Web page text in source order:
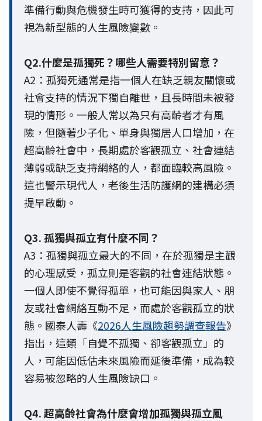
準備行動與危機發生時可獲得的支持，因此可
視為新型態的人生風險變數。
Q2.什麼是孤獨死？哪些人需要特別留意？
A2：孤獨死通常是指一個人在缺乏親友關懷或
社會支持的情況下獨自離世，且長時間未被發
現的情形。一般人常以為只有高齡者才有風
險，但隨著少子化、單身與獨居人口增加，在
超高齡社會中，長期處於客觀孤立、社會連結
薄弱或缺乏支持網絡的人，都面臨較高風險。
這也警示現代人，老後生活防護網的建構必須
提早啟動。
Q3. 孤獨與孤立有什麼不同？
A3：孤獨與孤立最大的不同，在於孤獨是主觀
的心理感受，孤立則是客觀的社會連結狀態。
一個人即使不覺得孤單，也可能因與家人、朋
友或社會網絡互動不足，而處於客觀孤立的狀
態。國泰人壽《2026人生風險趨勢調查報告》
指出，這類「自覺不孤獨、卻客觀孤立」的
人，可能因低估未來風險而延後準備，成為較
容易被忽略的人生風險缺口。
Q4. 超高齡社會為什麼會增加孤獨與孤立風